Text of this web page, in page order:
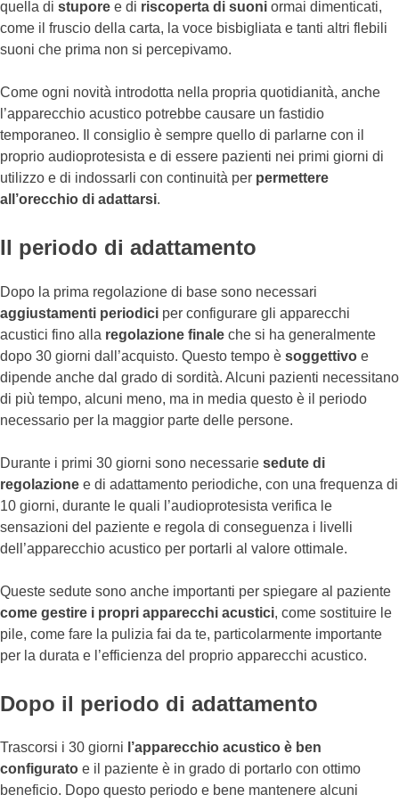
quella di stupore e di riscoperta di suoni ormai dimenticati,
come il fruscio della carta, la voce bisbigliata e tanti altri flebili
suoni che prima non si percepivamo.
Come ogni novità introdotta nella propria quotidianità, anche
l’apparecchio acustico potrebbe causare un fastidio
temporaneo. Il consiglio è sempre quello di parlarne con il
proprio audioprotesista e di essere pazienti nei primi giorni di
utilizzo e di indossarli con continuità per permettere
all’orecchio di adattarsi.
Il periodo di adattamento
Dopo la prima regolazione di base sono necessari
aggiustamenti periodici per configurare gli apparecchi
acustici fino alla regolazione finale che si ha generalmente
dopo 30 giorni dall’acquisto. Questo tempo è soggettivo e
dipende anche dal grado di sordità. Alcuni pazienti necessitano
di più tempo, alcuni meno, ma in media questo è il periodo
necessario per la maggior parte delle persone.
Durante i primi 30 giorni sono necessarie sedute di
regolazione e di adattamento periodiche, con una frequenza di
10 giorni, durante le quali l’audioprotesista verifica le
sensazioni del paziente e regola di conseguenza i livelli
dell’apparecchio acustico per portarli al valore ottimale.
Queste sedute sono anche importanti per spiegare al paziente
come gestire i propri apparecchi acustici, come sostituire le
pile, come fare la pulizia fai da te, particolarmente importante
per la durata e l’efficienza del proprio apparecchi acustico.
Dopo il periodo di adattamento
Trascorsi i 30 giorni l’apparecchio acustico è ben
configurato e il paziente è in grado di portarlo con ottimo
beneficio. Dopo questo periodo e bene mantenere alcuni